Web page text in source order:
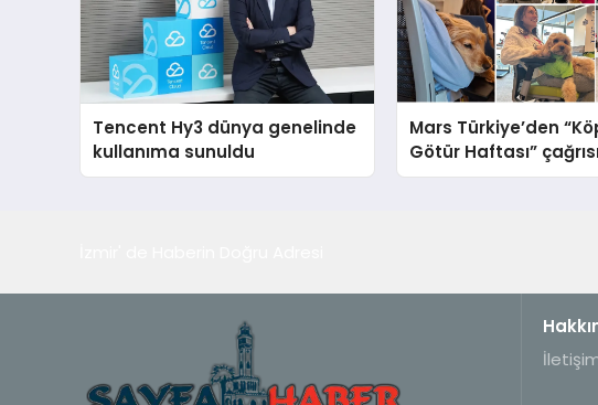
Tencent Hy3 dünya genelinde
kullanıma sunuldu
Mars Türkiye’den
Götür Haftası”